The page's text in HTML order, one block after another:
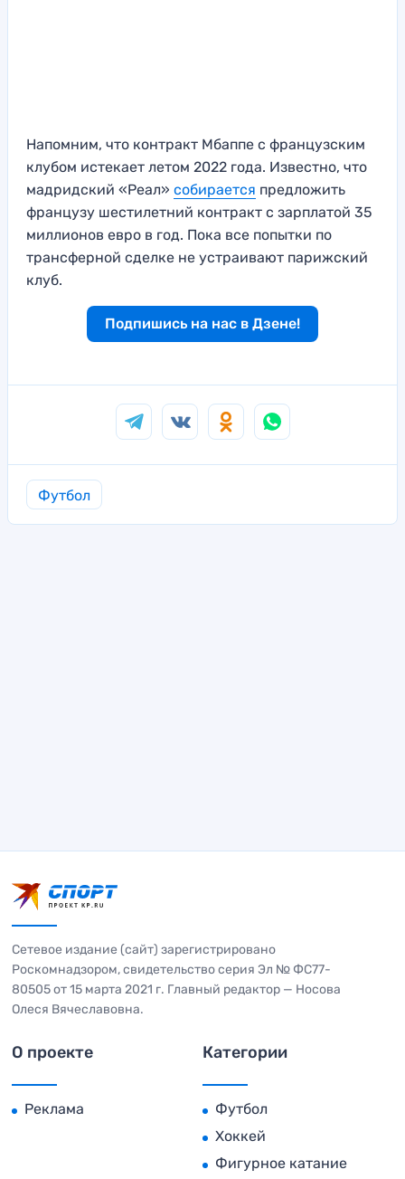
Напомним, что контракт Мбаппе с французским
клубом истекает летом 2022 года. Известно, что
мадридский «Реал» собирается предложить
французу шестилетний контракт с зарплатой 35
миллионов евро в год. Пока все попытки по
трансферной сделке не устраивают парижский
клуб.
Подпишись на нас в Дзене!
Футбол
Сетевое издание (сайт) зарегистрировано
Роскомнадзором, свидетельство серия Эл № ФС77-
80505 от 15 марта 2021 г. Главный редактор — Носова
Олеся Вячеславовна.
О проекте
Реклама
Категории
Футбол
Хоккей
Фигурное катание